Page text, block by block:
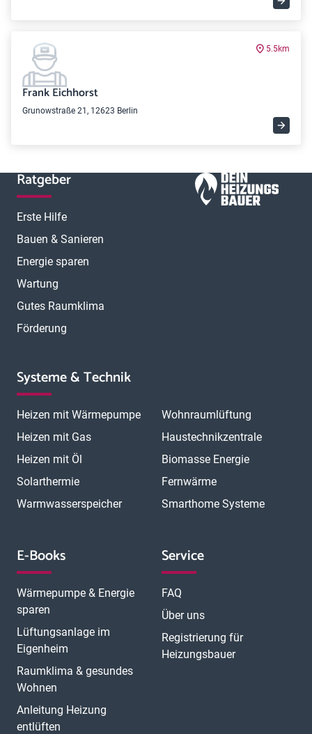
5.5km
Frank Eichhorst
Grunowstraße 21, 12623 Berlin
Ratgeber
Erste Hilfe
Bauen & Sanieren
Energie sparen
Wartung
Gutes Raumklima
Förderung
Systeme & Technik
Heizen mit Wärmepumpe
Heizen mit Gas
Heizen mit Öl
Solarthermie
Warmwasserspeicher
Wohnraumlüftung
Haustechnikzentrale
Biomasse Energie
Fernwärme
Smarthome Systeme
E-Books
Wärmepumpe & Energie
sparen
Lüftungsanlage im
Eigenheim
Raumklima & gesundes
Wohnen
Anleitung Heizung
entlüften
Service
FAQ
Über uns
Registrierung für
Heizungsbauer